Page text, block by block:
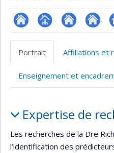
ResearchGate
Page
professionnelle
Site
web
l’unité
de
Site
l’unité
de
Portrait Affiliations et
Enseignement et
Expertise de
Les recherches de la Dre
l’identification des